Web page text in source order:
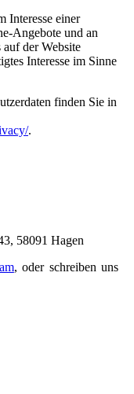
Interesse einer
Angebote und an
der Website
Interesse im Sinne
finden Sie in
.
58091 Hagen
, oder schreiben uns